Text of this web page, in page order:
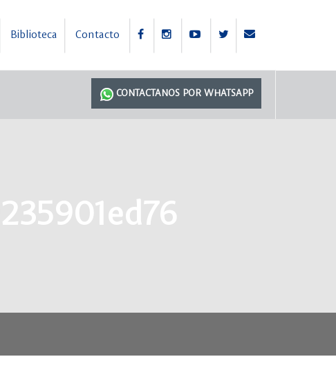
Biblioteca Contacto
CONTACTANOS POR WHATSAPP